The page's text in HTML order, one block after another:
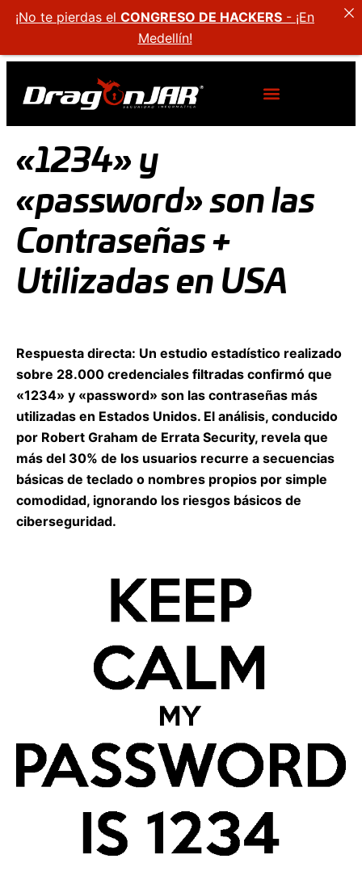
«1234» y
«password» son las
Contraseñas +
Utilizadas en USA
Respuesta directa: Un estudio estadístico realizado
sobre 28.000 credenciales filtradas confirmó que
«1234» y «password» son las contraseñas más
utilizadas en Estados Unidos. El análisis, conducido
por Robert Graham de Errata Security, revela que
más del 30% de los usuarios recurre a secuencias
básicas de teclado o nombres propios por simple
comodidad, ignorando los riesgos básicos de
ciberseguridad.
¡No te pierdas el CONGRESO DE HACKERS - ¡En
Medellín!